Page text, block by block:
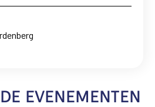
EVENEMENTEN